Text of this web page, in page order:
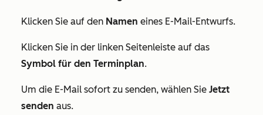
Klicken Sie auf den Namen eines E-Mail-Entwurfs.
Klicken Sie in der linken Seitenleiste auf das
Symbol für den Terminplan.
Um die E-Mail sofort zu senden, wählen Sie Jetzt
senden aus.